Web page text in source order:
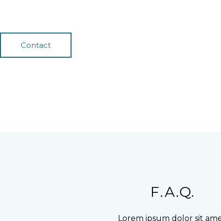
Contact
F.A.Q.
Lorem ipsum dolor sit